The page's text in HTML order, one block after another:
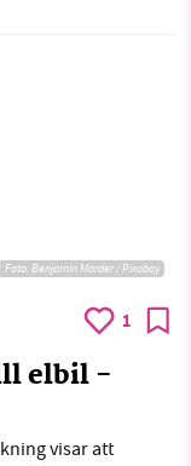
Foto: Benjamin Marder / Pixabay
1
elbil -
visar att